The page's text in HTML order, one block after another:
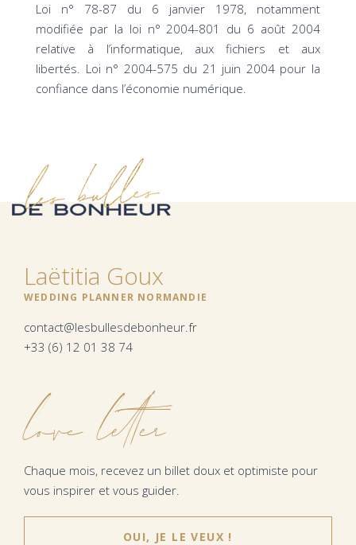
Loi n° 78-87 du 6 janvier 1978, notamment
modifiée par la loi n° 2004-801 du 6 août 2004
relative à l’informatique, aux fichiers et aux
libertés. Loi n° 2004-575 du 21 juin 2004 pour la
confiance dans l’économie numérique.
Laëtitia Goux
WEDDING PLANNER NORMANDIE
contact@lesbullesdebonheur.fr
+33 (6) 12 01 38 74
love letter
Chaque mois, recevez un billet doux et optimiste pour
vous inspirer et vous guider.
OUI, JE LE VEUX !